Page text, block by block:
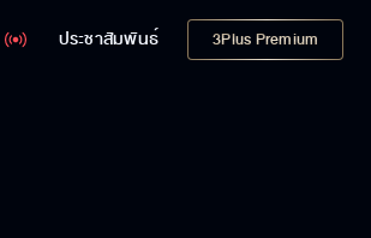
ประชาสัมพันธ์ 3Plus Premium